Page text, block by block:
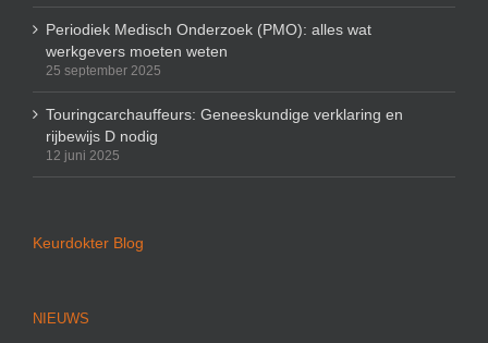
Periodiek Medisch Onderzoek (PMO): alles wat
werkgevers moeten weten
25 september 2025
Touringcarchauffeurs: Geneeskundige verklaring en
rijbewijs D nodig
12 juni 2025
Keurdokter Blog
NIEUWS